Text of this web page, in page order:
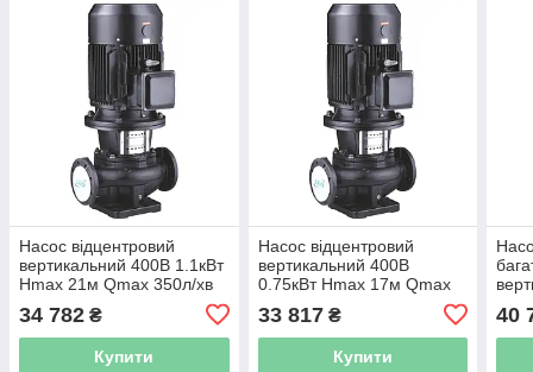
Насос відцентровий
вертикальний 400В 1.1кВт
Hmax 21м Qmax 350л/хв
LEO 3.0 LPP40-17.5-1.1/2
(7714133)
34 782 ₴
Купити
Насос відцентровий
вертикальний 400В
0.75кВт Hmax 17м Qmax
275л/хв LEO 3.0 LPP40-
13-0.75/2 (7714123)
33 817₴
Купити
40